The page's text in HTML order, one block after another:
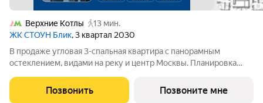
Верхние Котлы
13 мин.
ЖК СТОУН Блик, 3 квартал 2030
В продаже угловая 3-спальная квартира с панорамным
остеклением, видами на реку и центр Москвы. Планировка
площадью более 35м, детскую с рабочей зоной и два
дополнительных санузла. Особое
Позвонить Позвоните мне